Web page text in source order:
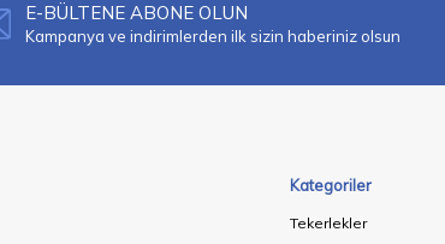
E-BÜLTENE ABONE OLUN
Kampanya ve indirimlerden ilk sizin haberiniz olsun
Kategoriler
Tekerlekler